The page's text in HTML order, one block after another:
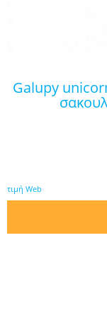
galupy unicorn φιγούρα μονόκερος 9εκ. σε
τιμή Web